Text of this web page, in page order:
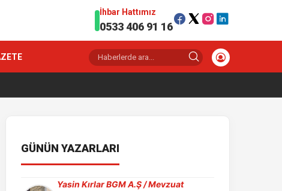
İhbar Hattımız
0533 406 91 16
GÜNÜN YAZARLARI
Yasin Kırlar BGM A.Ş / Mevzuat